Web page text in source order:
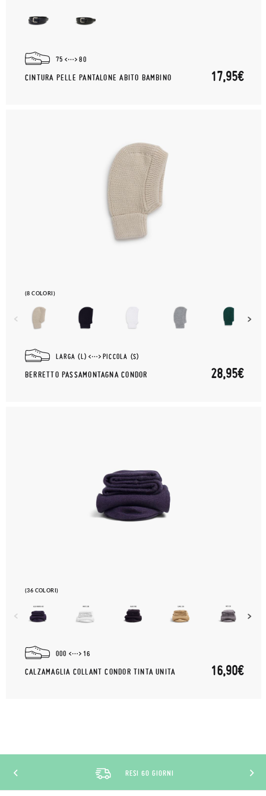
75 80
CINTURA PELLE PANTALONE ABITO BAMBINO 17,95€
(8 COLORI)
LARGA (L) PICCOLA (S)
BERRETTO PASSAMONTAGNA CONDOR 28,95€
(36 COLORI)
000 16
CALZAMAGLIA COLLANT CONDOR TINTA UNITA 16,90€
RESI 60 GIORNI